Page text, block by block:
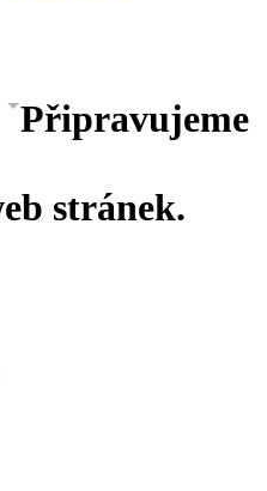
Připravujeme
stránek.